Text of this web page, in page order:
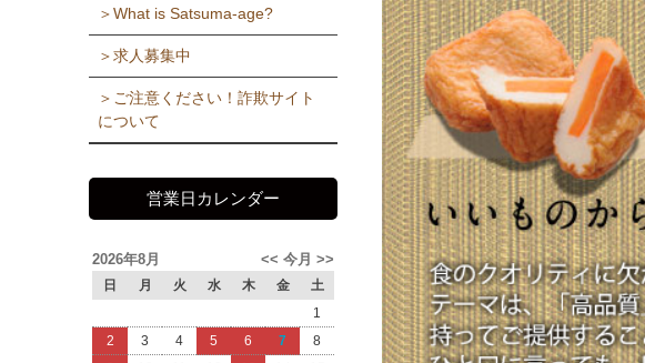
＞What is Satsuma-age?
＞求人募集中
＞ご注意ください！詐欺サイト
について
営業日カレンダー
2026年8月 >>
今月
<<
日 月 火 水 木 金
土
1
2
3 4 5 6 7
8